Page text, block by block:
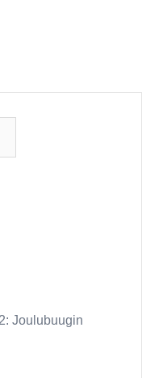
Joulubuugin